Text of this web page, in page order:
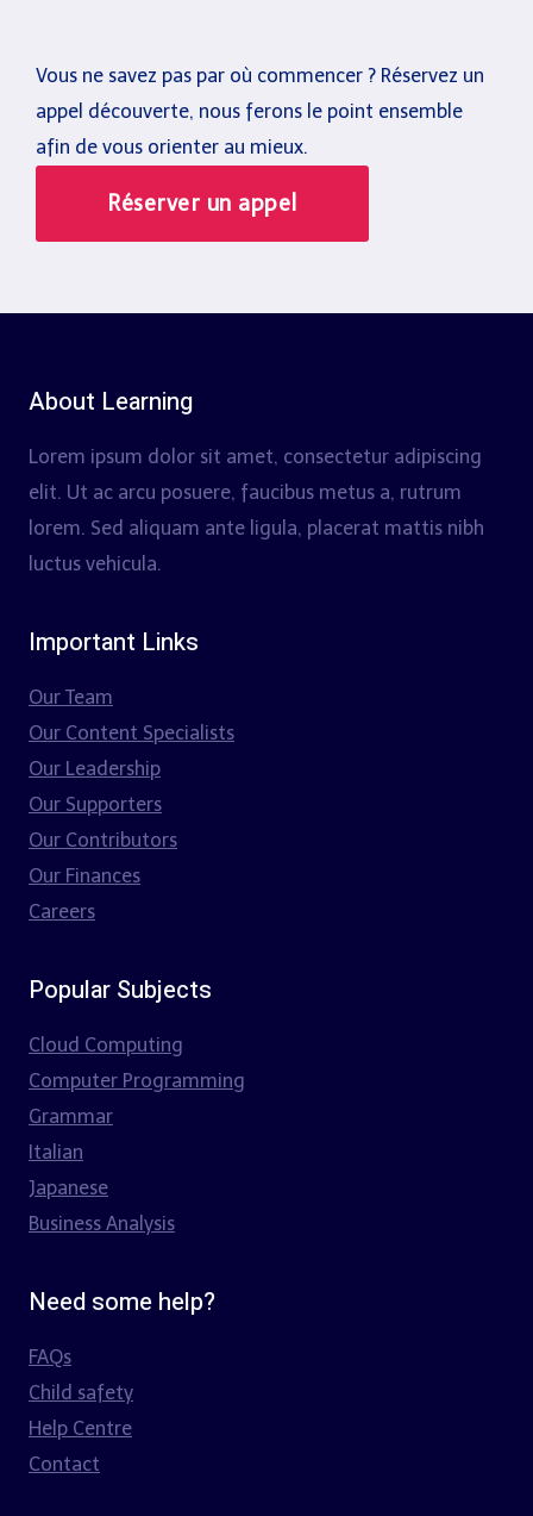
Vous ne savez pas par où commencer ? Réservez un
appel découverte, nous ferons le point ensemble
afin de vous orienter au mieux.
Réserver un appel
About Learning
Lorem ipsum dolor sit amet, consectetur adipiscing
elit. Ut ac arcu posuere, faucibus metus a, rutrum
lorem. Sed aliquam ante ligula, placerat mattis nibh
luctus vehicula.
Important Links
Our Team
Our Content Specialists
Our Leadership
Our Supporters
Our Contributors
Our Finances
Careers
Popular Subjects
Cloud Computing
Computer Programming
Grammar
Italian
Japanese
Business Analysis
Need some help?
FAQs
Child safety
Help Centre
Contact